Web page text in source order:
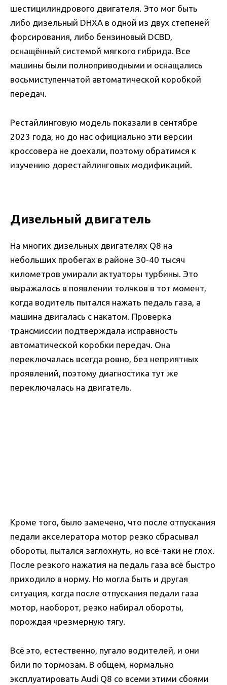
шестицилиндрового двигателя. Это мог быть
либо дизельный DHXA в одной из двух степеней
форсирования, либо бензиновый DCBD,
оснащённый системой мягкого гибрида. Все
машины были полноприводными и оснащались
восьмиступенчатой автоматической коробкой
передач.
Рестайлинговую модель показали в сентябре
2023 года, но до нас официально эти версии
кроссовера не доехали, поэтому обратимся к
изучению дорестайлинговых модификаций.
Дизельный двигатель
На многих дизельных двигателях Q8 на
небольших пробегах в районе 30-40 тысяч
километров умирали актуаторы турбины. Это
выражалось в появлении толчков в тот момент,
когда водитель пытался нажать педаль газа, а
машина двигалась с накатом. Проверка
трансмиссии подтверждала исправность
автоматической коробки передач. Она
переключалась всегда ровно, без неприятных
проявлений, поэтому диагностика тут же
переключалась на двигатель.
Кроме того, было замечено, что после отпускания
педали акселератора мотор резко сбрасывал
обороты, пытался заглохнуть, но всё-таки не глох.
После резкого нажатия на педаль газа всё быстро
приходило в норму. Но могла быть и другая
ситуация, когда после отпускания педали газа
мотор, наоборот, резко набирал обороты,
порождая чрезмерную тягу.
Всё это, естественно, пугало водителей, и они
били по тормозам. В общем, нормально
эксплуатировать Audi Q8 со всеми этими сбоями